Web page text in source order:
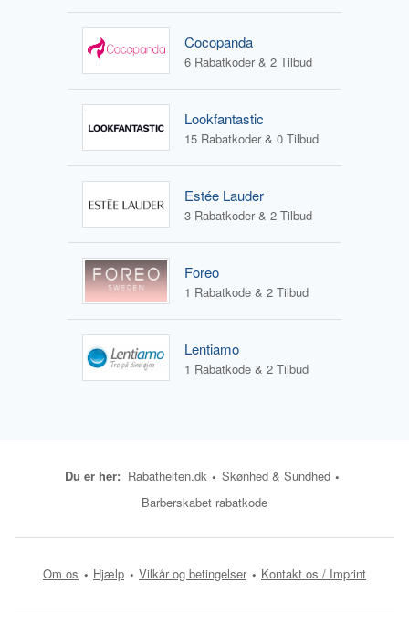
Cocopanda
6 Rabatkoder & 2 Tilbud
Lookfantastic
15 Rabatkoder & 0 Tilbud
Estée Lauder
3 Rabatkoder & 2 Tilbud
Foreo
1 Rabatkode & 2 Tilbud
Lentiamo
1 Rabatkode & 2 Tilbud
Du er her: Rabathelten.dk
Skønhed & Sundhed
Barberskabet rabatkode
Om os Hjælp Vilkår og betingelser Kontakt os / Imprint